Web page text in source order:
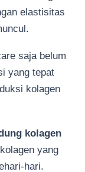
elastisitas
saja belum
yang tepat
kolagen
kolagen
yang
hari.